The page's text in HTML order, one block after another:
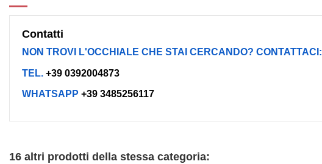
Contatti
NON TROVI L'OCCHIALE CHE STAI CERCANDO? CONTATTACI:
TEL. +39 0392004873
WHATSAPP +39 3485256117
16 altri prodotti della stessa categoria: